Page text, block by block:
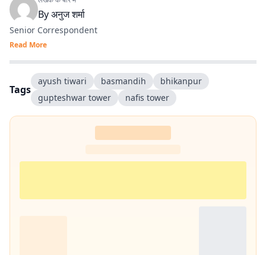
Byअनुज शर्मा
Senior Correspondent
Read More
Tags
ayush tiwari basmandih
bhikanpur
gupteshwar tower
nafis tower